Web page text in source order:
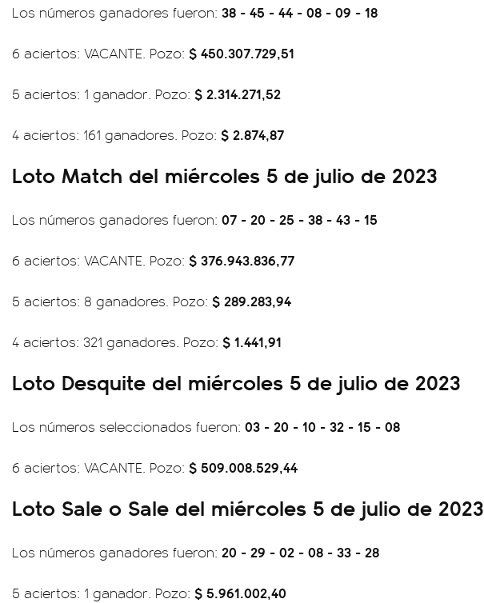
Los números ganadores fueron: 38 - 45 - 44 - 08 - 09 - 18
6 aciertos: VACANTE. Pozo: $ 450.307.729,51
5 aciertos: 1 ganador. Pozo: $ 2.314.271,52
4 aciertos: 161 ganadores. Pozo: $ 2.874,87
Loto Match del miércoles 5 de julio de 2023
Los números ganadores fueron: 07 - 20 - 25 - 38 - 43 - 15
6 aciertos: VACANTE. Pozo: $ 376.943.836,77
5 aciertos: 8 ganadores. Pozo: $ 289.283,94
4 aciertos: 321 ganadores. Pozo: $ 1.441,91
Loto Desquite del miércoles 5 de julio de 2023
Los números seleccionados fueron: 03 - 20 - 10 - 32 - 15 - 08
6 aciertos: VACANTE. Pozo: $ 509.008.529,44
Loto Sale o Sale del miércoles 5 de julio de 2023
Los números ganadores fueron: 20 - 29 - 02 - 08 - 33 - 28
5 aciertos: 1 ganador. Pozo: $ 5.961.002,40